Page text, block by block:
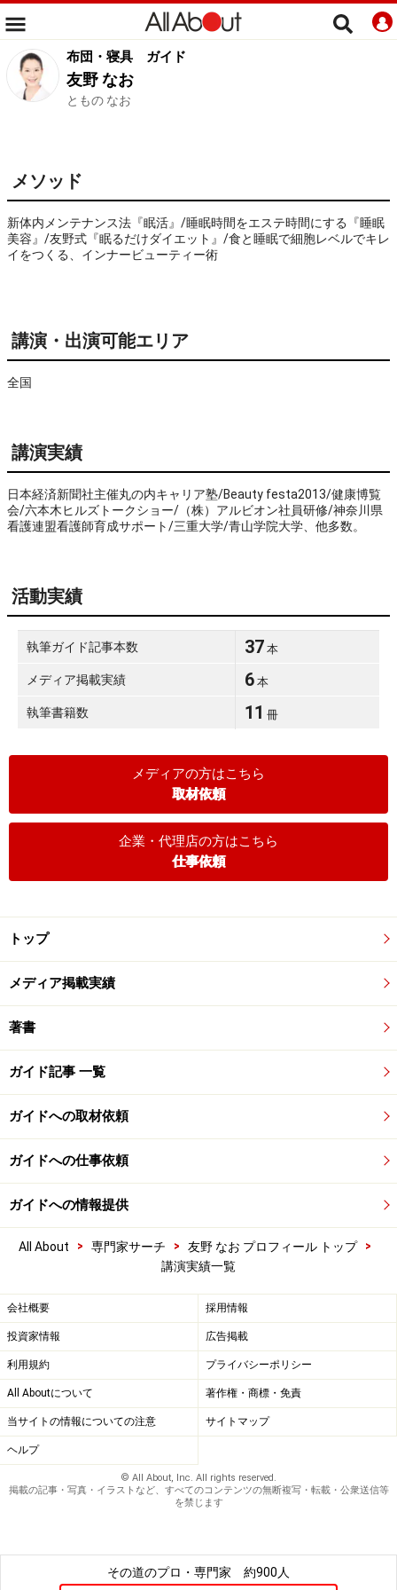
布団・寝具 ガイド
友野 なお
ともの なお
メソッド
新体内メンテナンス法『眠活』/睡眠時間をエステ時間にする『睡眠
美容』/友野式『眠るだけダイエット』/食と睡眠で細胞レベルでキレ
イをつくる、インナービューティー術
講演・出演可能エリア
全国
講演実績
日本経済新聞社主催丸の内キャリア塾/Beauty festa2013/健康博覧
会/六本木ヒルズトークショー/（株）アルビオン社員研修/神奈川県
看護連盟看護師育成サポート/三重大学/青山学院大学、他多数。
活動実績
執筆ガイド記事本数 37 本
メディア掲載実績 6 本
執筆書籍数 11 冊
メディアの方はこちら
取材依頼
企業・代理店の方はこちら
仕事依頼
トップ
メディア掲載実績
著書
ガイド記事 一覧
ガイドへの取材依頼
ガイドへの仕事依頼
ガイドへの情報提供
All About > 専門家サーチ > 友野 なお プロフィール トップ
>
講演実績一覧
会社概要 採用情報
投資家情報 広告掲載
利用規約 プライバシーポリシー
All Aboutについて 著作権・商標・免責
当サイトの情報についての注意 サイトマップ
ヘルプ
© All About, Inc. All rights reserved.
掲載の記事・写真・イラストなど、すべてのコンテンツの無断複写・転載・公衆送信等
を禁じます
その道のプロ・専門家 約900人